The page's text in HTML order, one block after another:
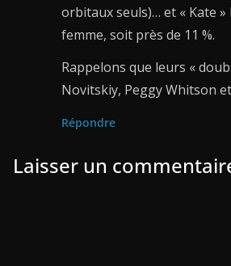
orbitaux seuls)… et « Kate »
femme, soit près de 11 %.
Rappelons que leurs «
Novitskiy, Peggy Whitson
Répondre
Laisser un